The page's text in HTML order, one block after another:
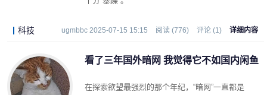
科技 ugmbbc 2025-07-15 15:15 阅读 (776) 评论 (1) 详细内容
看了三年国外暗网 我觉得它不如国内闲鱼
在探索欲望最强烈的那个年纪，“暗网”一直都是